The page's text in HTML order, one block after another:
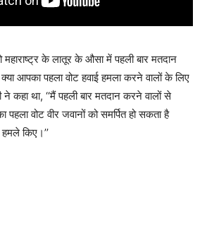
महाराष्ट्र के लातूर के औसा में पहली बार मतदान
आपका पहला वोट हवाई हमला करने वालों के लिए
ने कहा था, ‘‘मैं पहली बार मतदान करने वालों से
वोट वीर जवानों को समर्पित हो सकता है
हमले किए।’’